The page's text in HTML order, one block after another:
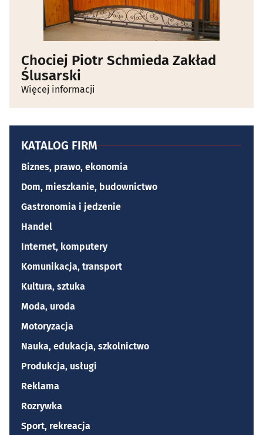
Chociej Piotr Schmieda Zakład
Ślusarski
Więcej informacji
KATALOG FIRM
Biznes, prawo, ekonomia
Dom, mieszkanie, budownictwo
Gastronomia i jedzenie
Handel
Internet, komputery
Komunikacja, transport
Kultura, sztuka
Moda, uroda
Motoryzacja
Nauka, edukacja, szkolnictwo
Produkcja, usługi
Reklama
Rozrywka
Sport, rekreacja